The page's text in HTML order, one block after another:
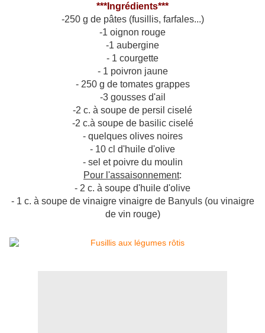
***Ingrédients***
-250 g de pâtes (fusillis, farfales...)
-1 oignon rouge
-1 aubergine
- 1 courgette
- 1 poivron jaune
- 250 g de tomates grappes
-3 gousses d'ail
-2 c. à soupe de persil ciselé
-2 c.à soupe de basilic ciselé
- quelques olives noires
- 10 cl d'huile d'olive
- sel et poivre du moulin
Pour l'assaisonnement:
- 2 c. à soupe d'huile d'olive
- 1 c. à soupe de vinaigre vinaigre de Banyuls (ou vinaigre
de vin rouge)